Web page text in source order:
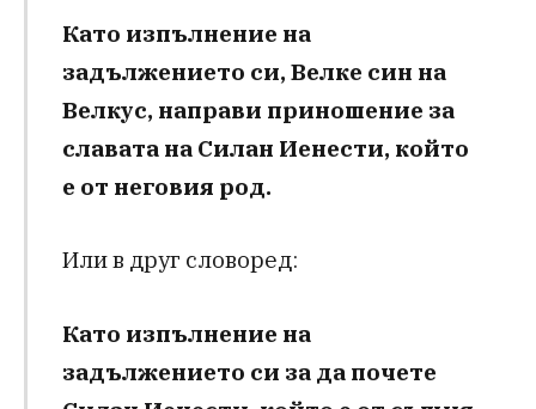
Като изпълнение на
задължението си, Велке син на
Велкус, направи приношение за
славата на Силан Иенести, който
е от неговия род.
Или в друг словоред:
Като изпълнение на
задължението си за да почете